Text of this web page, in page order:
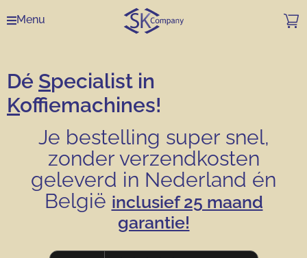
Menu
Dé Specialist in
Koffiemachines!
Je bestelling super snel,
zonder verzendkosten
geleverd in Nederland én
België inclusief 25 maand
garantie!